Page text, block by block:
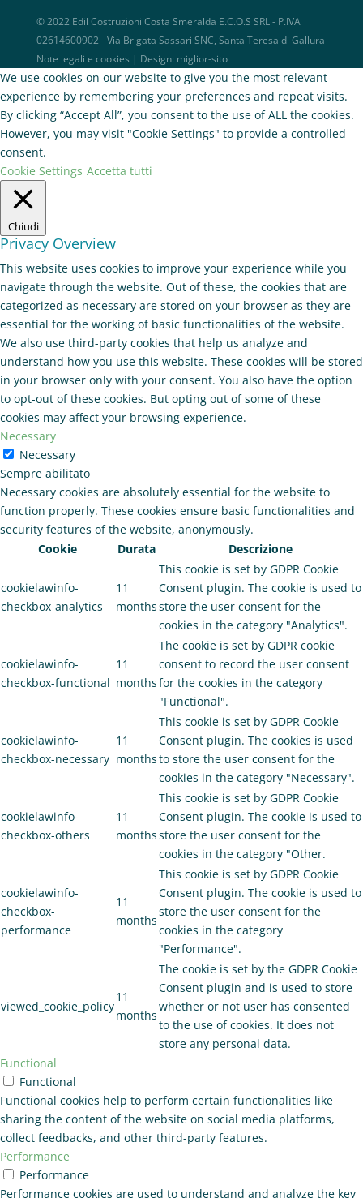
© 2022 Edil Costruzioni Costa Smeralda E.C.O.S SRL - P.IVA
02614600902 - Via Brigata Sassari SNC, Santa Teresa di Gallura
Note legali e cookies | Design: miglior-sito
We use cookies on our website to give you the most relevant
experience by remembering your preferences and repeat visits.
By clicking “Accept All”, you consent to the use of ALL the cookies.
However, you may visit "Cookie Settings" to provide a controlled
consent.
Cookie Settings Accetta tutti
Chiudi
Privacy Overview
This website uses cookies to improve your experience while you
navigate through the website. Out of these, the cookies that are
categorized as necessary are stored on your browser as they are
essential for the working of basic functionalities of the website.
We also use third-party cookies that help us analyze and
understand how you use this website. These cookies will be stored
in your browser only with your consent. You also have the option
to opt-out of these cookies. But opting out of some of these
cookies may affect your browsing experience.
Necessary
Necessary
Sempre abilitato
Necessary cookies are absolutely essential for the website to
function properly. These cookies ensure basic functionalities and
security features of the website, anonymously.
Cookie
Durata Descrizione
cookielawinfo-
checkbox-analytics
11
months
This cookie is set by GDPR Cookie
Consent plugin. The cookie is used to
store the user consent for the
cookies in the category "Analytics".
cookielawinfo-
checkbox-functional
11
months
The cookie is set by GDPR cookie
consent to record the user consent
for the cookies in the category
"Functional".
cookielawinfo-
checkbox-necessary
11
months
This cookie is set by GDPR Cookie
Consent plugin. The cookies is used
to store the user consent for the
cookies in the category "Necessary".
cookielawinfo-
checkbox-others
11
months
This cookie is set by GDPR Cookie
Consent plugin. The cookie is used to
store the user consent for the
cookies in the category "Other.
cookielawinfo-
checkbox-
performance
11
months
This cookie is set by GDPR Cookie
Consent plugin. The cookie is used to
store the user consent for the
cookies in the category
"Performance".
viewed_cookie_policy
11
months
The cookie is set by the GDPR Cookie
Consent plugin and is used to store
whether or not user has consented
to the use of cookies. It does not
store any personal data.
Functional
Functional
Functional cookies help to perform certain functionalities like
sharing the content of the website on social media platforms,
collect feedbacks, and other third-party features.
Performance
Performance
Performance cookies are used to understand and analyze the key